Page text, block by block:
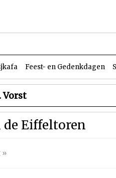
Feest- en Gedenkdagen
Vorst
de Eiffeltoren
»